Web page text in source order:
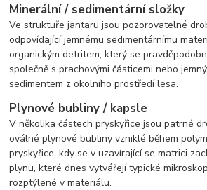
Minerální / sedimentární složky
Ve struktuře jantaru jsou pozorovatelné
odpovídající jemnému sedimentárnímu
organickým detritem, který se
společně s prachovými částicemi nebo
sedimentem z okolního prostředí lesa.
Plynové bubliny / kapsle
V několika částech pryskyřice jsou patrné
oválné plynové bubliny vzniklé během
pryskyřice, kdy se v uzavírající se matrici
plynu, které dnes vytvářejí typické
rozptýlené v materiálu.